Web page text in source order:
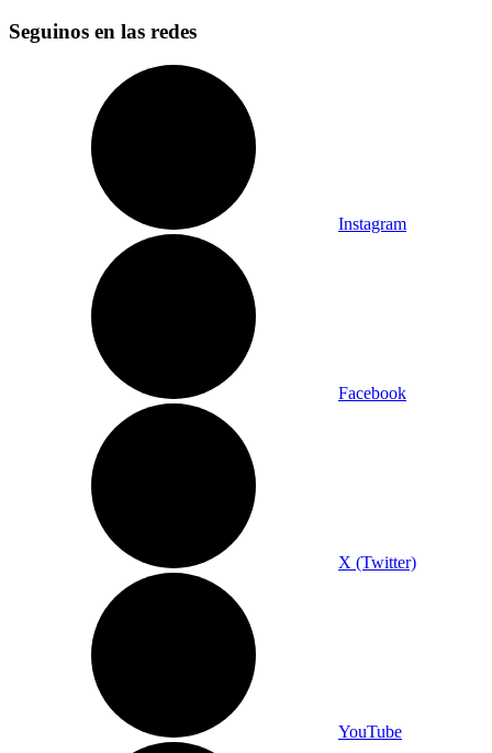
Seguinos en las redes
Instagram
Facebook
X (Twitter)
YouTube